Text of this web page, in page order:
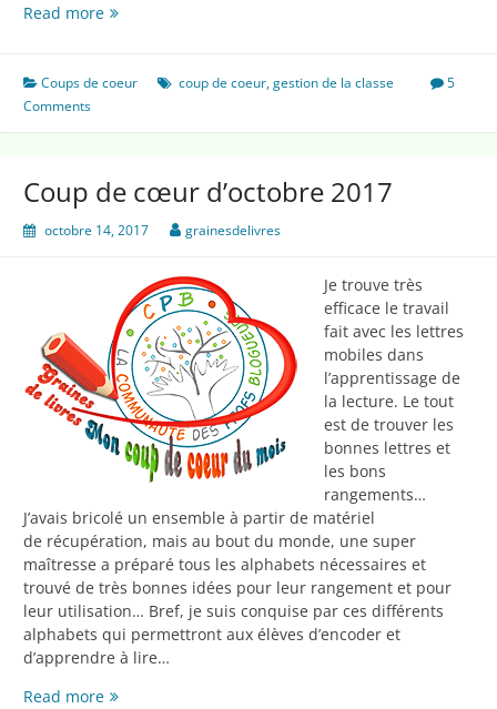
Read moreCoup
janvier
Coups de coeur coup de coeur,gestion de la classe
5
Comments
Coup de cœur d’octobre 2017
octobre 14, 2017 grainesdelivres
Je trouve très
efficace le travail
fait avec les lettres
mobiles dans
l’apprentissage de
la lecture. Le tout
est de trouver les
bonnes lettres et
les bons
rangements…
J’avais bricolé un ensemble à partir de matériel
de récupération, mais au bout du monde, une super
maîtresse a préparé tous les alphabets nécessaires et
trouvé de très bonnes idées pour leur rangement et pour
leur utilisation… Bref, je suis conquise par ces différents
alphabets qui permettront aux élèves d’encoder et
d’apprendre à lire…
Read moreCoup